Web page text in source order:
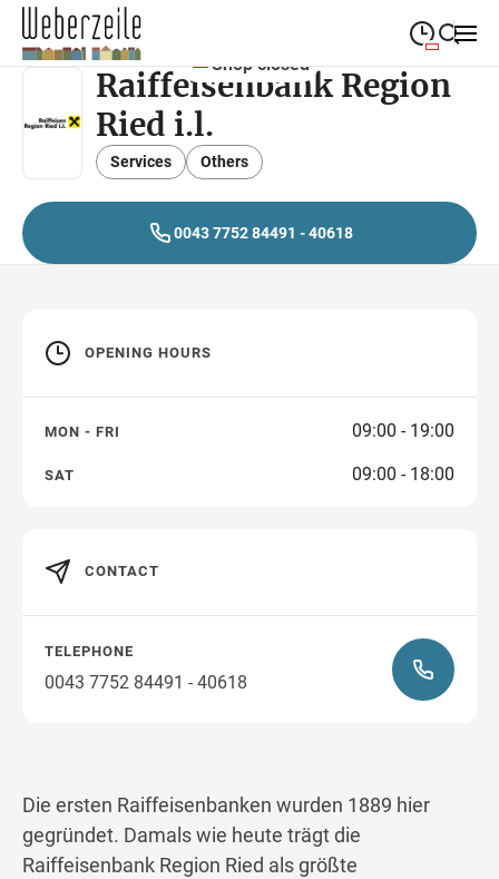
MONDAY 09:00—19:00
Tuesday
TUESDAY
WEDNESDAY 09:00—19:00
THURSDAY 09:00—19:00
Saturday
Shop closed
Raiffeisenbank Region
Ried i.l.
Services Others
0043 7752 84491 - 40618
Die ersten Raiffeisenbanken wurden 1889 hier
gegründet. Damals wie heute trägt die
Raiffeisenbank Region Ried als größte
OPENING HOURS
MON - FRI 09:00 - 19:00
SAT 09:00 - 18:00
CONTACT
TELEPHONE
0043 7752 84491 - 40618